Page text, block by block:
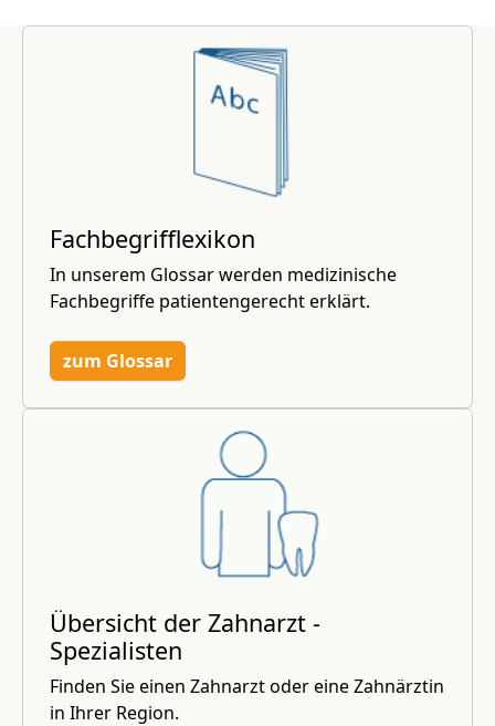
Fachbegrifflexikon
In unserem Glossar werden medizinische
Fachbegriffe patientengerecht erklärt.
zum Glossar
Übersicht der Zahnarzt -
Spezialisten
Finden Sie einen Zahnarzt oder eine Zahnärztin
in Ihrer Region.